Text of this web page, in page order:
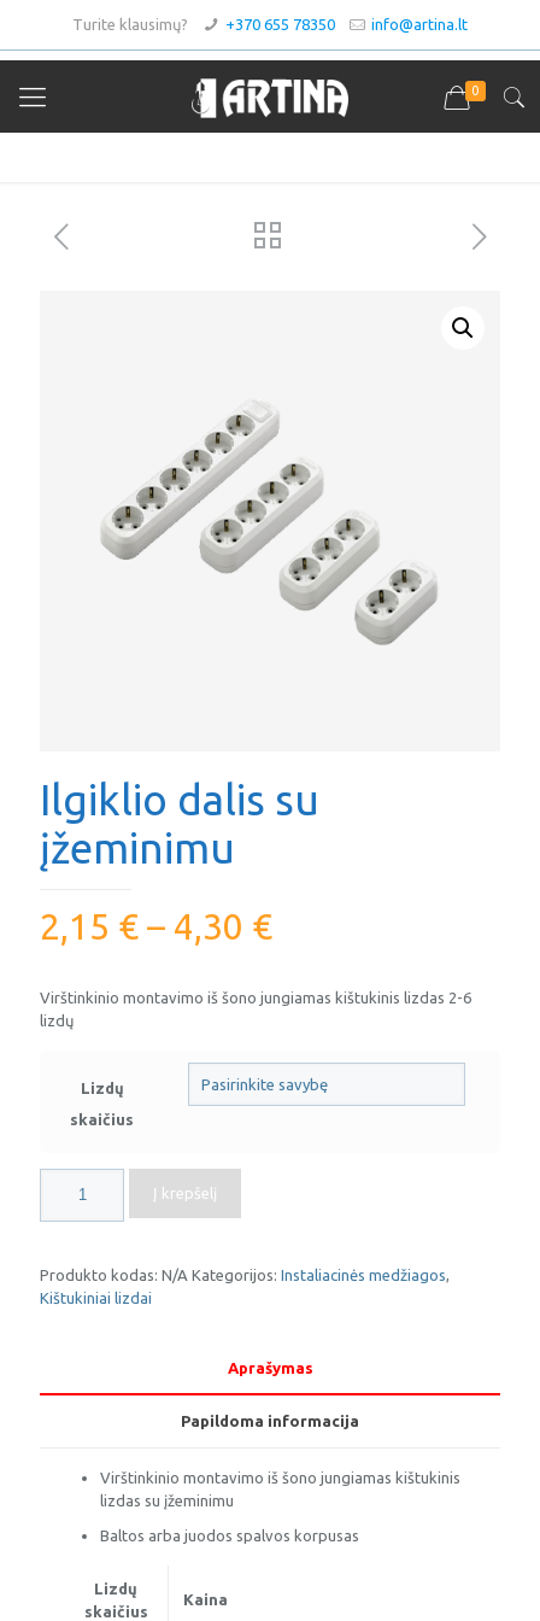
Turite klausimų? +370 655 78350 info@artina.lt
0
Asortimentas
Ilgiklio dalis su
įžeminimu
2,15 € – 4,30 €
Virštinkinio montavimo iš šono jungiamas kištukinis lizdas 2-6
lizdų
Lizdų
skaičius
kiekis:
Ilgiklio
su
įžeminimu
Į krepšelį
Produkto kodas: N/A Kategorijos: Instaliacinės medžiagos,
Kištukiniai lizdai
Aprašymas
Papildoma informacija
Virštinkinio montavimo iš šono jungiamas kištukinis
lizdas su įžeminimu
Baltos arba juodos spalvos korpusas
Lizdų
skaičius
Kaina